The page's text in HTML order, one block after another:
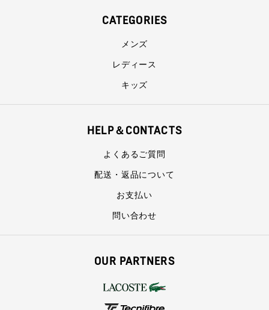
CATEGORIES
メンズ
レディース
キッズ
HELP＆CONTACTS
よくあるご質問
配送・返品について
お支払い
問い合わせ
OUR PARTNERS